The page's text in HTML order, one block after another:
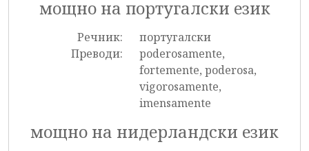
мощно на португалски език
Речник:
португалски
Преводи:
poderosamente,
fortemente, poderosa,
vigorosamente,
imensamente
мощно на нидерландски език